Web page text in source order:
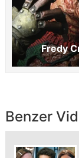
Fredy
Benzer